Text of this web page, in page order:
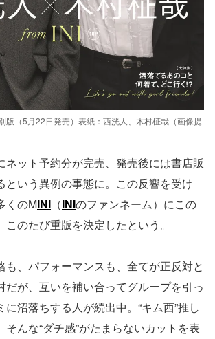
版（5月22日発売）表紙：西洸人、木村柾哉（画像提
ネット予約分が完売、発売後には書店販
という異例の事態に。この反響を受け
くのMINI （INIのファンネーム）にこの
のたび重版を決定したという。
も、パフォーマンスも、全てが正反対と
だが、互いを補い合ってグループを引っ
沼落ちする人が続出中。“キム西”推し
んな“ダチ感”がたまらないカットを表